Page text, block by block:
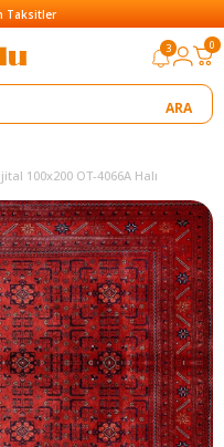
Taksitler
3 0
100x200 OT-4066A Halı